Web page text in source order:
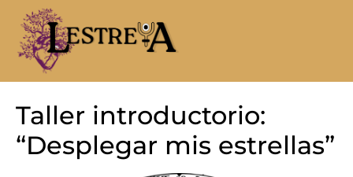
Taller introductorio:
“Desplegar mis estrellas”